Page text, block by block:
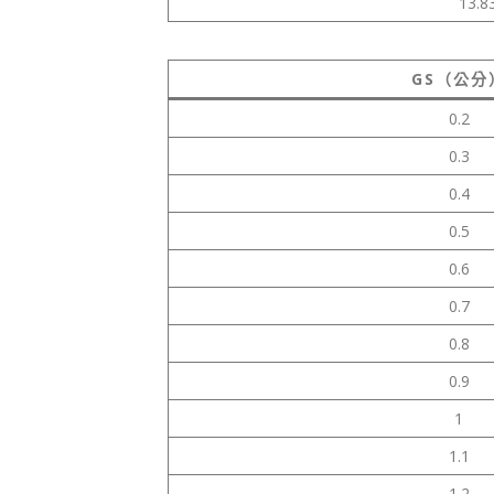
GS（公分
0.2
0.3
0.4
0.5
0.6
0.7
0.8
0.9
1
1.1